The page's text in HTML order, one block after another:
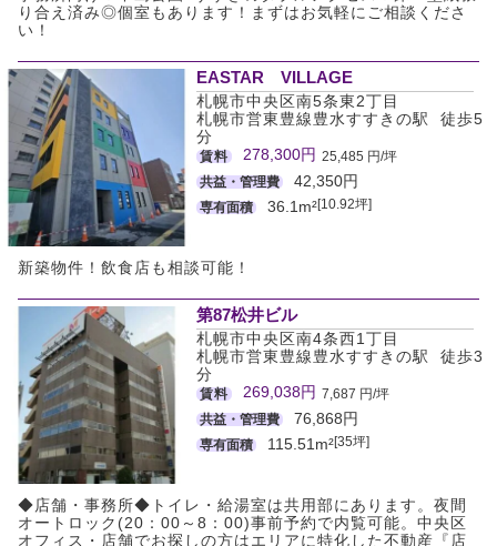
り合え済み◎個室もあります！まずはお気軽にご相談くださ
い！
EASTAR VILLAGE
札幌市中央区南5条東2丁目
札幌市営東豊線豊水すすきの駅 徒歩5
分
賃料 278,300円 25,485 円/坪
共益・管理費
42,350円
専有面積 36.1m²[10.92坪]
新築物件！飲食店も相談可能！
第87松井ビル
札幌市中央区南4条西1丁目
札幌市営東豊線豊水すすきの駅 徒歩3
分
賃料 269,038円 7,687 円/坪
共益・管理費
76,868円
専有面積 115.51m²[35坪]
◆店舗・事務所◆トイレ・給湯室は共用部にあります。夜間
オートロック(20：00～8：00)事前予約で内覧可能。中央区
オフィス・店舗でお探しの方はエリアに特化した不動産『店